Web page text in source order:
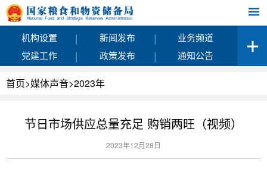
机构设置 | 新闻发布 |
业务频道
党建工作
| 政策发布 | 通知公告
首页>媒体声音>2023年
节日市场供应总量充足 购销两旺（视频）
2023年12月28日